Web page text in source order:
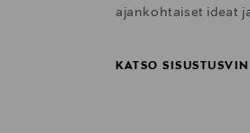
ajankohtaiset ideat
KATSO